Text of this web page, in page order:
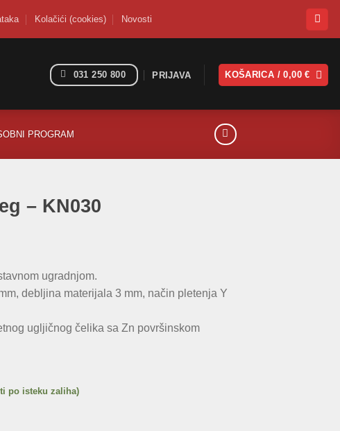
Kolačići (cookies) Novosti
031 250 800 PRIJAVA KOŠARICA /0,00€
PROGRAM
– KN030
ugradnjom.
debljina materijala 3 mm, način pletenja Y
ugljičnog čelika sa Zn površinskom
po isteku zaliha)